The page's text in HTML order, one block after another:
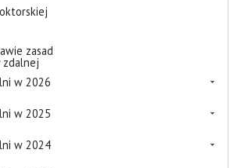
zasad
zdalnej
w 2026
w 2025
w 2024